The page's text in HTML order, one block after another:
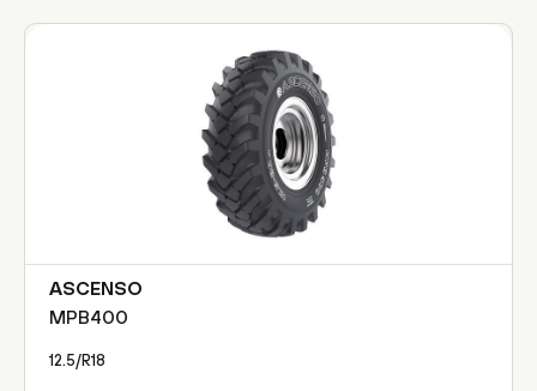
ASCENSO
MPB400
12.5/R18